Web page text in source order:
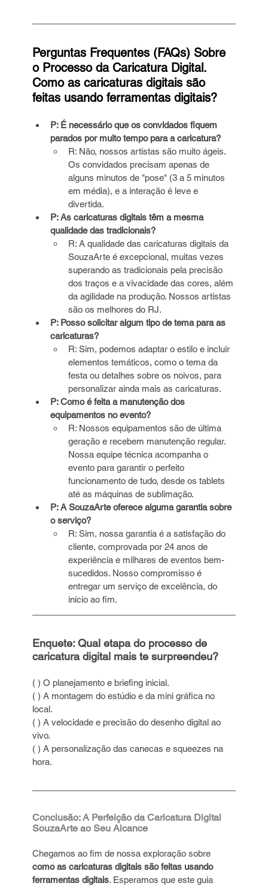
Perguntas Frequentes (FAQs) Sobre
o Processo da Caricatura Digital.
Como as caricaturas digitais são
feitas usando ferramentas digitais?
P: É necessário que os convidados fiquem
parados por muito tempo para a caricatura?
R: Não, nossos artistas são muito ágeis.
Os convidados precisam apenas de
alguns minutos de "pose" (3 a 5 minutos
em média), e a interação é leve e
divertida.
P: As caricaturas digitais têm a mesma
qualidade das tradicionais?
R: A qualidade das caricaturas digitais da
SouzaArte é excepcional, muitas vezes
superando as tradicionais pela precisão
dos traços e a vivacidade das cores, além
da agilidade na produção. Nossos artistas
são os melhores do RJ.
P: Posso solicitar algum tipo de tema para as
caricaturas?
R: Sim, podemos adaptar o estilo e incluir
elementos temáticos, como o tema da
festa ou detalhes sobre os noivos, para
personalizar ainda mais as caricaturas.
P: Como é feita a manutenção dos
equipamentos no evento?
R: Nossos equipamentos são de última
geração e recebem manutenção regular.
Nossa equipe técnica acompanha o
evento para garantir o perfeito
funcionamento de tudo, desde os tablets
até as máquinas de sublimação.
P: A SouzaArte oferece alguma garantia sobre
o serviço?
R: Sim, nossa garantia é a satisfação do
cliente, comprovada por 24 anos de
experiência e milhares de eventos bem-
sucedidos. Nosso compromisso é
entregar um serviço de excelência, do
início ao fim.
Enquete: Qual etapa do processo de
caricatura digital mais te surpreendeu?
( ) O planejamento e briefing inicial.
( ) A montagem do estúdio e da mini gráfica no
local.
( ) A velocidade e precisão do desenho digital ao
vivo.
( ) A personalização das canecas e squeezes na
hora.
Conclusão: A Perfeição da Caricatura Digital
SouzaArte ao Seu Alcance
Chegamos ao fim de nossa exploração sobre
como as caricaturas digitais são feitas usando
ferramentas digitais. Esperamos que este guia